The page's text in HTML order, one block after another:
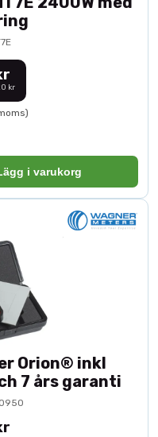
kr
i varukorg
Orion® inkl
7 års garanti